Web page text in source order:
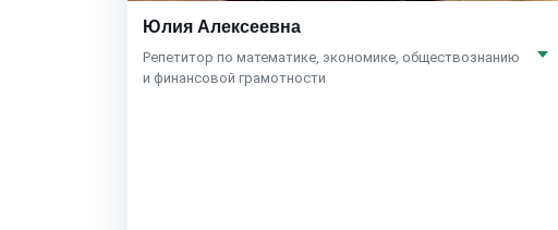
Юлия Алексеевна
Репетитор по математике, экономике, обществознанию
и финансовой грамотности